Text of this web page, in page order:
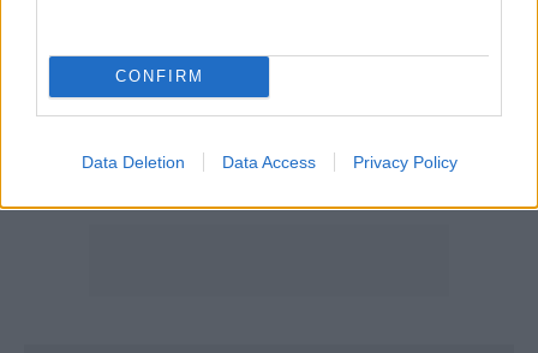
CONFIRM
Data Deletion Data Access Privacy Policy
Re: Toto je najväčší mýtus pri ošetrení dreva a môže vás
clovek by cakal ze vysusene drahe drevo bolo predtym naparovane aby
sa zbavilo zarodkov skodcov...